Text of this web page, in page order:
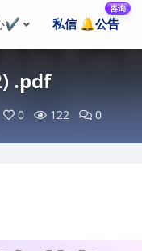
✔️ 私信 🔔公告
咨询
.pdf
0 122 0